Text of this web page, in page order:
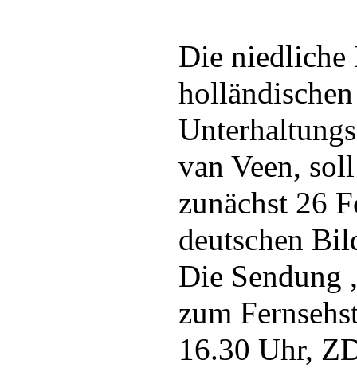
Die niedliche
holländischen
van Veen,
zunächst 26
deutschen
Die Sendung
zum
16.30 Uhr,